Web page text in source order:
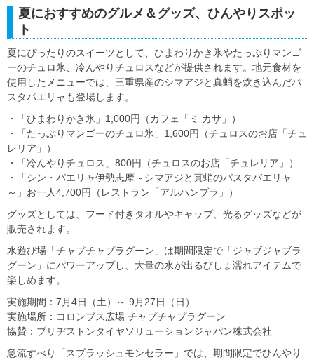
夏におすすめのグルメ＆グッズ、ひんやりスポッ
ト
夏にぴったりのスイーツとして、ひまわりかき氷やたっぷりマンゴ
ーのチュロ氷、冷んやりチュロスなどが提供されます。地元食材を
使用したメニューでは、三重県産のシマアジと真蛸を炊き込んだパ
スタパエリャも登場します。
・「ひまわりかき氷」1,000円（カフェ「ミ カサ」）
・「たっぷりマンゴーのチュロ氷」1,600円（チュロスのお店「チュ
レリア」）
・「冷んやりチュロス」800円（チュロスのお店「チュレリア」）
・「シン・パエリャ伊勢志摩～シマアジと真蛸のパスタパエリャ
～」お一人4,700円（レストラン「アルハンブラ」）
グッズとしては、フード付きタオルやキャップ、光るグッズなどが
販売されます。
水遊び場「チャプチャプラグーン」は期間限定で「ジャブジャブラ
グーン」にパワーアップし、大量の水が出るびしょ濡れアイテムで
楽しめます。
実施期間：7月4日（土）～ 9月27日（日）
実施場所：コロンブス広場 チャプチャプラグーン
協賛：ブリヂストンタイヤソリューションジャパン株式会社
急流すべり「スプラッシュモンセラー」では、期間限定でひんやり